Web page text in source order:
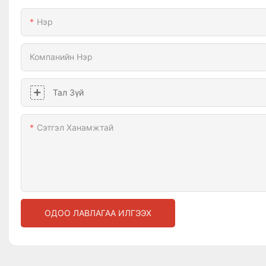
Нэр
Компанийн Нэр
Тал Зүй
Сэтгэл Ханамжтай
ОДОО ЛАВЛАГАА ИЛГЭЭХ